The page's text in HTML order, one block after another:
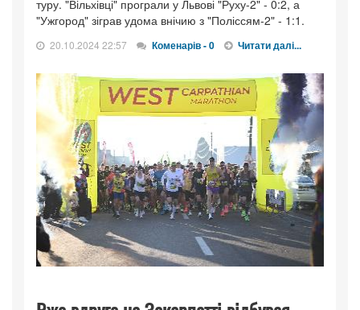
туру. "Вільхівці" програли у Львові "Руху-2" - 0:2, а
"Ужгород" зіграв удома внічию з "Поліссям-2" - 1:1.
20.10.2024 22:57 Коменарів - 0 Читати далі...